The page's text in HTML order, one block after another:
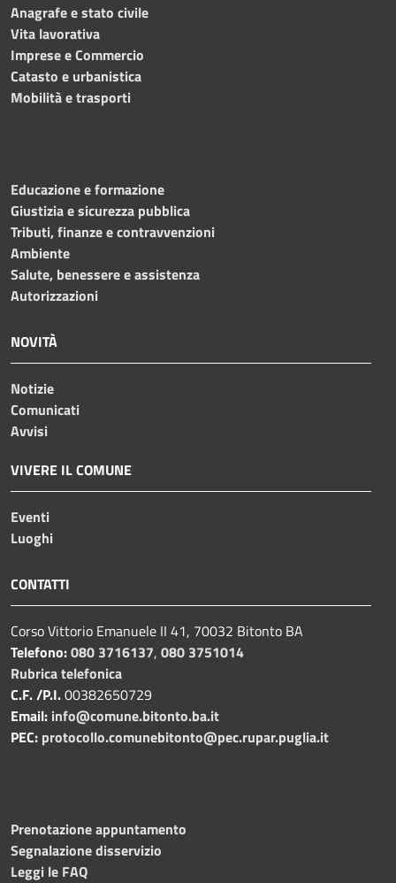
Anagrafe e stato civile
Vita lavorativa
Imprese e Commercio
Catasto e urbanistica
Mobilità e trasporti
Educazione e formazione
Giustizia e sicurezza pubblica
Tributi, finanze e contravvenzioni
Ambiente
Salute, benessere e assistenza
Autorizzazioni
NOVITÀ
Notizie
Comunicati
Avvisi
VIVERE IL COMUNE
Eventi
Luoghi
CONTATTI
Corso Vittorio Emanuele II 41, 70032 Bitonto BA
Telefono:080 3716137, 080 3751014
Rubrica telefonica
C.F. /P.I.00382650729
Email: info@comune.bitonto.ba.it
PEC: protocollo.comunebitonto@pec.rupar.puglia.it
Prenotazione appuntamento
Segnalazione disservizio
Leggi le FAQ